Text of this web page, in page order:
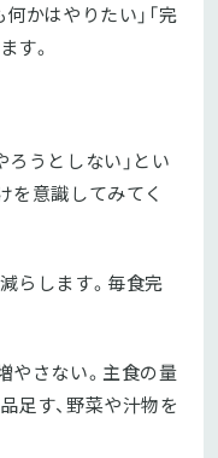
かはやりたい」「完
す。
ろうとしない」とい
を意識してみてく
らします。毎食完
やさない。主食の量
足す、野菜や汁物を